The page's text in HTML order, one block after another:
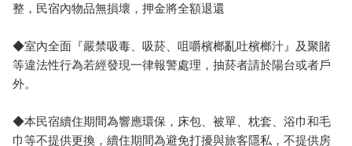
整，民宿內物品無損壞，押金將全額退還
◆室內全面『嚴禁吸毒、吸菸、咀嚼檳榔亂吐檳榔汁』及聚賭
等違法性行為若經發現一律報警處理，抽菸者請於陽台或者戶
外。
◆本民宿續住期間為響應環保，床包、被單、枕套、浴巾和毛
巾等不提供更換，續住期間為避免打擾與旅客隱私，不提供房